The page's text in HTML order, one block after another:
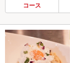
コース